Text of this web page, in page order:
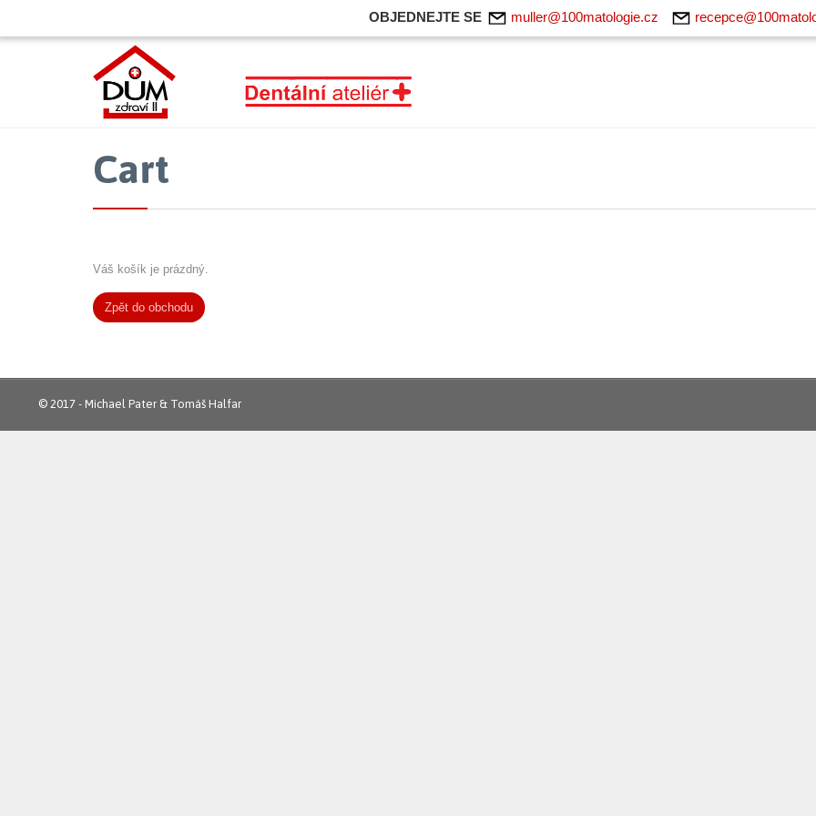
OBJEDNEJTE SE muller@100matologie.cz
Cart
Váš košík je prázdný.
Zpět do obchodu
© 2017 - Michael Pater & Tomáš Halfar